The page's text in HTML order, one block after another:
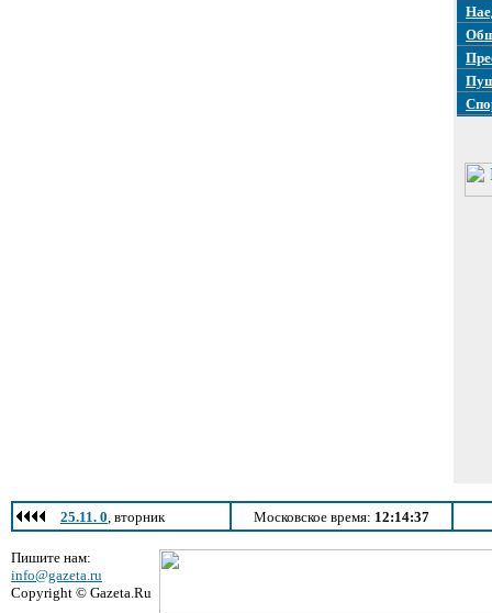
25.11. 0, вторник Московское время: 12:14:37
Пишите нам:
info@gazeta.ru
Copyright © Gazeta.Ru